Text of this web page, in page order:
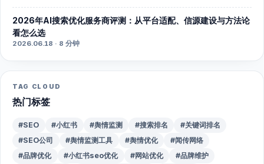
2026年AI搜索优化服务商评测：从平台适配、信源建设与方法论
看怎么选
2026.06.18 · 8 分钟
TAG CLOUD
热门标签
#SEO #小红书 #舆情监测 #搜索排名
#关键词排名
#SEO公司
#舆情监测工具 #舆情优化
#闻传网络
#品牌优化
#小红书seo优化 #网站优化
#品牌维护